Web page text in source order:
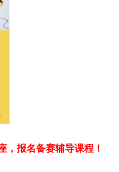
报名备赛辅导课程！